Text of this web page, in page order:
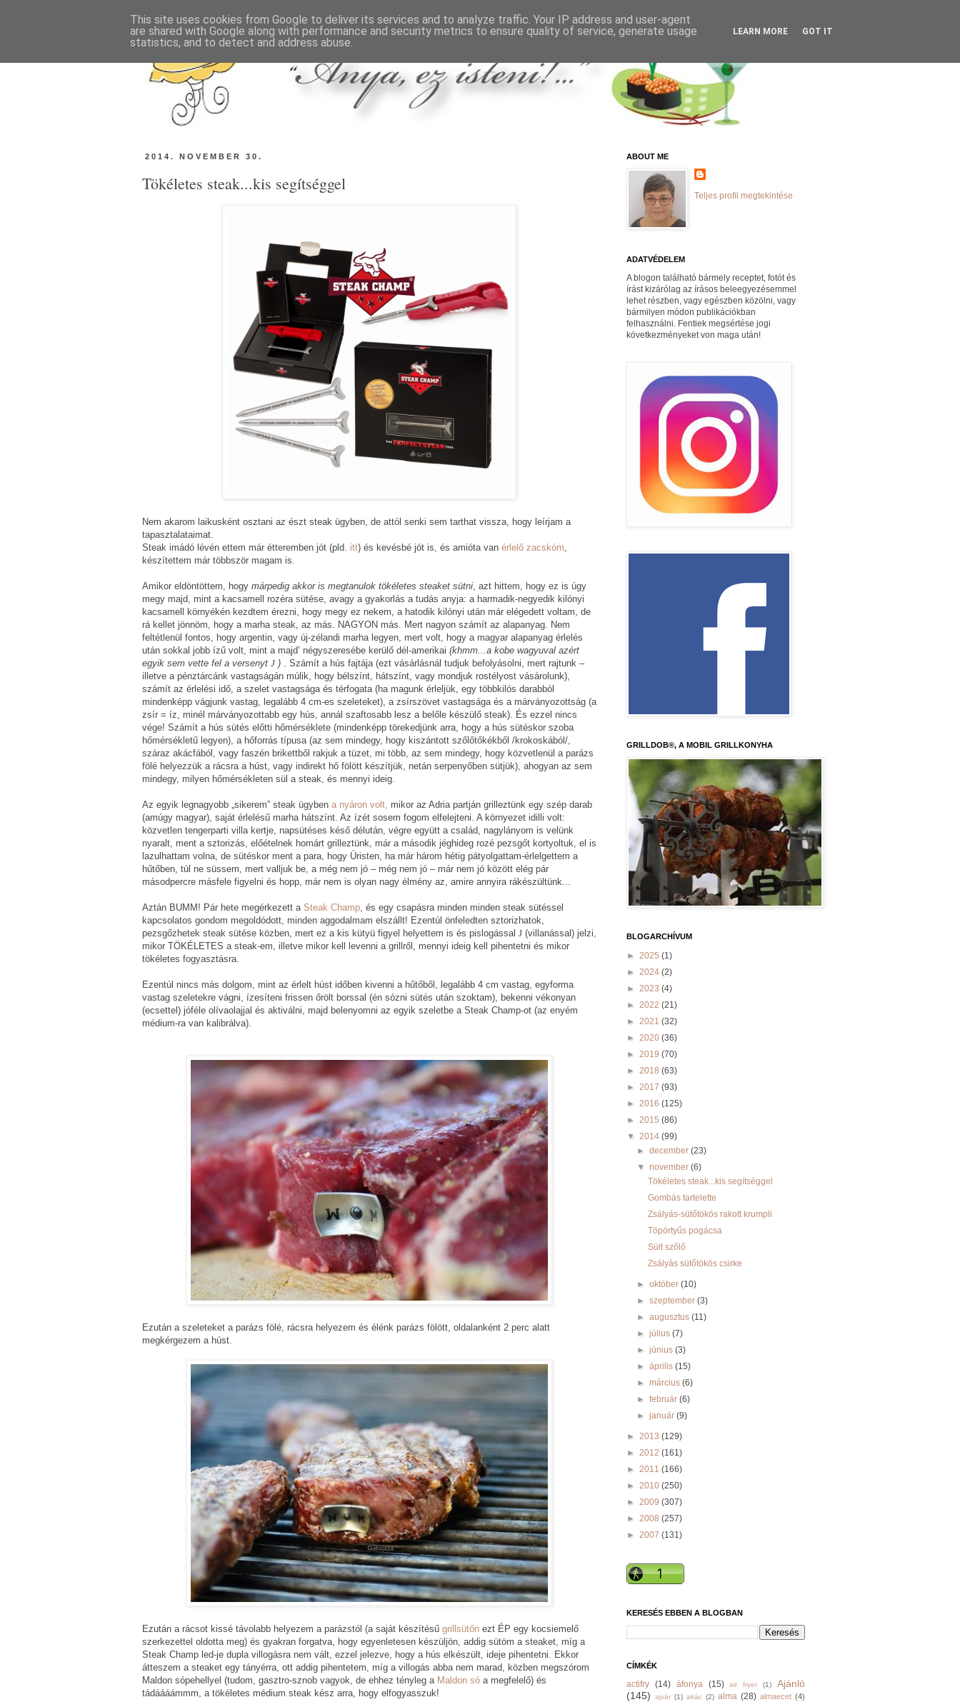
2014. NOVEMBER 30.
Tökéletes steak...kis segítséggel
Nem akarom laikusként osztani az észt steak ügyben, de attól senki sem tarthat vissza, hogy leírjam a
tapasztalataimat.
Steak imádó lévén ettem már étteremben jót (pld. itt) és kevésbé jót is, és amióta van érlelő zacskóm
készítettem már többször magam is.
Amikor eldöntöttem, hogy márpedig akkor is megtanulok tökéletes steaket sütni , azt hittem, hogy ez is úgy
megy majd, mint a kacsamell rozéra sütése, avagy a gyakorlás a tudás anyja: a harmadik-negyedik kilónyi
kacsamell környékén kezdtem érezni, hogy megy ez nekem, a hatodik kilónyi után már elégedett voltam, de
rá kellet jönnöm, hogy a marha steak, az más. NAGYON más. Mert nagyon számít az alapanyag. Nem
feltétlenül fontos, hogy argentin, vagy új-zélandi marha legyen, mert volt, hogy a magyar alapanyag érlelés
után sokkal jobb ízű volt, mint a majd’ négyszeresébe kerülő dél-amerikai (khmm...a kobe wagyuval azért
egyik sem vette fel a versenyt J ) . Számít a hús fajtája (ezt vásárlásnál tudjuk befolyásolni, mert rajtunk –
illetve a pénztárcánk vastagságán múlik, hogy bélszínt, hátszínt, vagy mondjuk rostélyost vásárolunk),
számít az érlelési idő, a szelet vastagsága és térfogata (ha magunk érleljük, egy többkilós darabból
mindenképp vágjunk vastag, legalább 4 cm-es szeleteket), a zsírszövet vastagsága és a márványozottság (a
zsír = íz, minél márványozottabb egy hús, annál szaftosabb lesz a belőle készülő steak). És ezzel nincs
vége! Számít a hús sütés előtti hőmérséklete (mindenképp törekedjünk arra, hogy a hús sütéskor szoba
hőmérsékletű legyen), a hőforrás típusa (az sem mindegy, hogy kiszántott szőlőtőkékből /krokoskából/,
száraz akácfából, vagy faszén brikettből rakjuk a tüzet, mi több, az sem mindegy, hogy közvetlenül a parázs
fölé helyezzük a rácsra a húst, vagy indirekt hő fölött készítjük, netán serpenyőben sütjük), ahogyan az sem
mindegy, milyen hőmérsékleten sül a steak, és mennyi ideig.
Az egyik legnagyobb „sikerem” steak ügyben a nyáron volt, mikor az Adria partján grilleztünk egy szép darab
(amúgy magyar), saját érlelésű marha hátszínt. Az ízét sosem fogom elfelejteni. A környezet idilli volt:
közvetlen tengerparti villa kertje, napsütéses késő délután, végre együtt a család, nagylányom is velünk
nyaralt, ment a sztorizás, előételnek homárt grilleztünk, már a második jéghideg rozé pezsgőt kortyoltuk, el is
lazulhattam volna, de sütéskor ment a para, hogy Úristen, ha már három hétig pátyolgattam-érlelgettem a
hűtőben, túl ne süssem, mert valljuk be, a még nem jó – még nem jó – már nem jó között elég pár
másodpercre másfele figyelni és hopp, már nem is olyan nagy élmény az, amire annyira rákészültünk...
Aztán BUMM! Pár hete megérkezett a Steak Champ , és egy csapásra minden minden steak sütéssel
kapcsolatos gondom megoldódott, minden aggodalmam elszállt! Ezentúl önfeledten sztorizhatok,
pezsgőzhetek steak sütése közben, mert ez a kis kütyü figyel helyettem is és pislogással J (villanással) jelzi,
mikor TÖKÉLETES a steak-em, illetve mikor kell levenni a grillről, mennyi ideig kell pihentetni és mikor
tökéletes fogyasztásra.
Ezentúl nincs más dolgom, mint az érlelt húst időben kivenni a hűtőből, legalább 4 cm vastag, egyforma
vastag szeletekre vágni, ízesíteni frissen őrölt borssal (én sózni sütés után szoktam), bekenni vékonyan
(ecsettel) jóféle olívaolajjal és aktiválni, majd belenyomni az egyik szeletbe a Steak Champ-ot (az enyém
médium-ra van kalibrálva).
Ezután a szeleteket a parázs fölé, rácsra helyezem és élénk parázs fölött, oldalanként 2 perc alatt
megkérgezem a húst.
Ezután a rácsot kissé távolabb helyezem a parázstól (a saját készítésű grillsütőn ezt ÉP egy kocsiemelő
szerkezettel oldotta meg) és gyakran forgatva, hogy egyenletesen készüljön, addig sütöm a steaket, míg a
Steak Champ led-je dupla villogásra nem vált, ezzel jelezve, hogy a hús elkészült, ideje pihentetni. Ekkor
átteszem a steaket egy tányérra, ott addig pihentetem, míg a villogás abba nem marad, közben megszórom
Maldon sópehellyel (tudom, gasztro-sznob vagyok, de ehhez tényleg a Maldon só a megfelelő) és
tádáááámmm, a tökéletes médium steak kész arra, hogy elfogyasszuk!
ABOUT ME
Teljes profil megtekintése
ADATVÉDELEM
A blogon található bármely receptet, fotót és
írást kizárólag az írásos beleegyezésemmel
lehet részben, vagy egészben közölni, vagy
bármilyen módon publikációkban
felhasználni. Fentiek megsértése jogi
következményeket von maga után!
GRILLDOB®, A MOBIL GRILLKONYHA
BLOGARCHÍVUM
► 2025 (1)
► 2024 (2)
► 2023 (4)
► 2022 (21)
► 2021 (32)
► 2020 (36)
► 2019 (70)
► 2018 (63)
► 2017 (93)
► 2016 (125)
► 2015 (86)
▼ 2014 (99)
►december(23)
▼november(6)
Tökéletes steak...kis segítséggel
Gombás tartelette
Zsályás-sütőtökös rakott krumpli
Töpörtyűs pogácsa
Sült szőlő
Zsályás sütőtökös csirke
►október(10)
►szeptember(3)
►augusztus(11)
►július(7)
►június(3)
►április(15)
►március(6)
►február(6)
►január(9)
► 2013 (129)
► 2012 (161)
► 2011 (166)
► 2010 (250)
► 2009 (307)
► 2008 (257)
► 2007 (131)
KERESÉS EBBEN A BLOGBAN
CÍMKÉK
actifry (14) áfonya (15) air fryer (1)
Ajánló
(145)
ajvár (1) akác (2) alma (28) almaecet (4)
This site uses cookies from Google to deliver its services and to analyze traffic. Your IP address and user-agent
are shared with Google along with performance and security metrics to ensure quality of service, generate usage
statistics, and to detect and address abuse.
LEARN MORE GOT IT